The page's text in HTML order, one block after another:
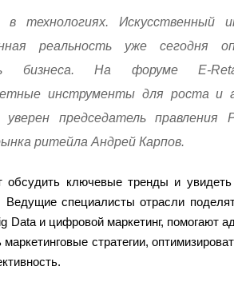
технологиях. Искусственный
реальность уже сегодня
бизнеса. На форуме E-
инструменты для роста и
председатель правления
ритейла Андрей Карпов.
обсудить ключевые тренды и
Ведущие специалисты отрасли
Data и цифровой маркетинг, помогают
стратегии,